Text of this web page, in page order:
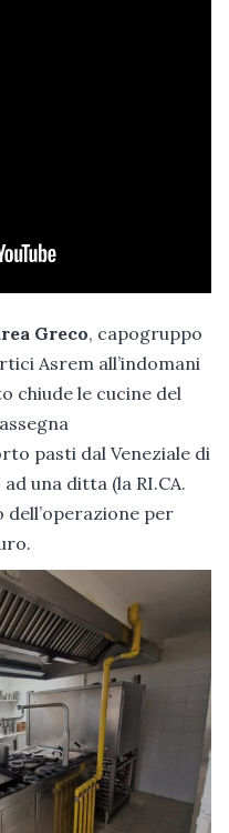
Greco, capogruppo
Asrem all’indomani
chiude le cucine del
pasti dal Veneziale di
una ditta (la RI.CA.
dell’operazione per